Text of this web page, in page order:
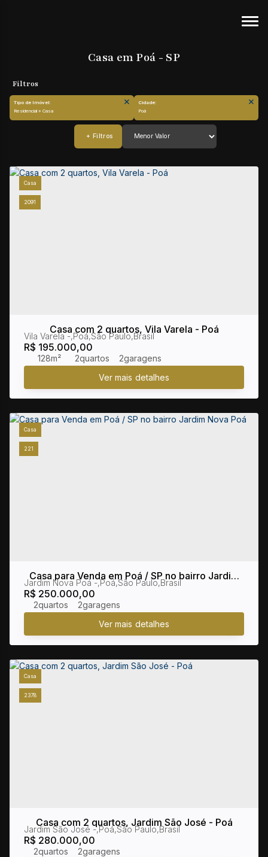
Casa em Poá - SP
Tipo de Imóvel:
Poá
2091
Casa
Casa com 2 quartos, Vila Varela - Poá
R$ 195.000,00
Vila Varela ,Poá,São Paulo,Brasil
2
128m² 2
221
Casa
Casa para Venda em Poá / SP no bairro Jardim
Nova Poá
R$ 250.000,00
Jardim Nova Poá ,Poá,São Paulo,Brasil
2 2
2378
Casa
Casa com 2 quartos, Jardim São José - Poá
R$ 280.000,00
Jardim São José ,Poá,São Paulo,Brasil
2 2